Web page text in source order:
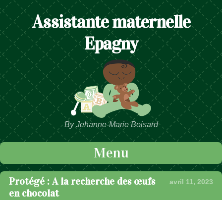
Assistante maternelle
Epagny
By Jehanne-Marie Boisard
Menu
Passer au contenu
Protégé : A la recherche des œufs
en chocolat
avril 11, 2023